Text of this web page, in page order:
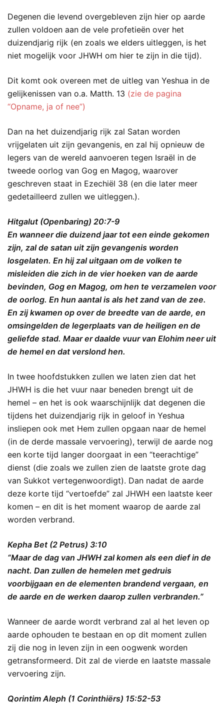
Degenen die levend overgebleven zijn hier op aarde
zullen voldoen aan de vele profetieën over het
duizendjarig rijk (en zoals we elders uitleggen, is het
niet mogelijk voor JHWH om hier te zijn in die tijd).
Dit komt ook overeen met de uitleg van Yeshua in de
gelijkenissen van o.a. Matth. 13 (zie de pagina
“Opname, ja of nee”)
Dan na het duizendjarig rijk zal Satan worden
vrijgelaten uit zijn gevangenis, en zal hij opnieuw de
legers van de wereld aanvoeren tegen Israël in de
tweede oorlog van Gog en Magog, waarover
geschreven staat in Ezechiël 38 (en die later meer
gedetailleerd zullen we uitleggen.).
Hitgalut (Openbaring) 20:7-9
En wanneer die duizend jaar tot een einde gekomen
zijn, zal de satan uit zijn gevangenis worden
losgelaten. En hij zal uitgaan om de volken te
misleiden die zich in de vier hoeken van de aarde
bevinden, Gog en Magog, om hen te verzamelen voor
de oorlog. En hun aantal is als het zand van de zee.
En zij kwamen op over de breedte van de aarde, en
omsingelden de legerplaats van de heiligen en de
geliefde stad. Maar er daalde vuur van Elohim neer uit
de hemel en dat verslond hen.
In twee hoofdstukken zullen we laten zien dat het
JHWH is die het vuur naar beneden brengt uit de
hemel – en het is ook waarschijnlijk dat degenen die
tijdens het duizendjarig rijk in geloof in Yeshua
insliepen ook met Hem zullen opgaan naar de hemel
(in de derde massale vervoering), terwijl de aarde nog
een korte tijd langer doorgaat in een “teerachtige”
dienst (die zoals we zullen zien de laatste grote dag
van Sukkot vertegenwoordigt). Dan nadat de aarde
deze korte tijd “vertoefde” zal JHWH een laatste keer
komen – en dit is het moment waarop de aarde zal
worden verbrand.
Kepha Bet (2 Petrus) 3:10
“Maar de dag van JHWH zal komen als een dief in de
nacht. Dan zullen de hemelen met gedruis
voorbijgaan en de elementen brandend vergaan, en
de aarde en de werken daarop zullen verbranden.”
Wanneer de aarde wordt verbrand zal al het leven op
aarde ophouden te bestaan en op dit moment zullen
zij die nog in leven zijn in een oogwenk worden
getransformeerd. Dit zal de vierde en laatste massale
vervoering zijn.
Qorintim Aleph (1 Corinthiërs) 15:52-53